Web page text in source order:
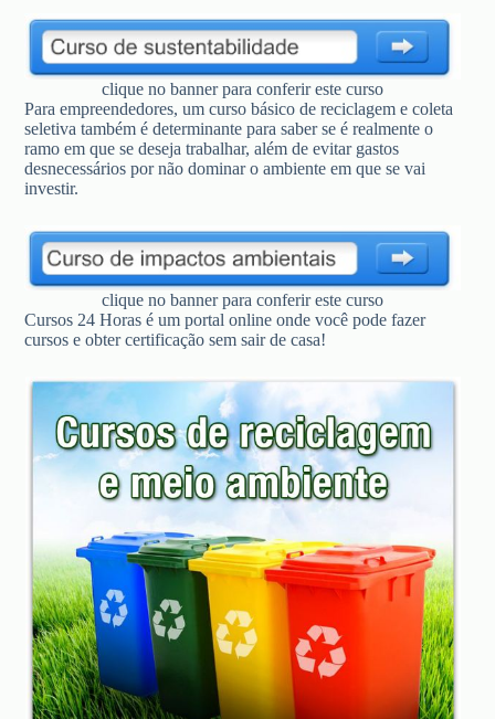
clique no banner para conferir este curso
Para empreendedores, um curso básico de reciclagem e coleta
seletiva também é determinante para saber se é realmente o
ramo em que se deseja trabalhar, além de evitar gastos
desnecessários por não dominar o ambiente em que se vai
investir.
clique no banner para conferir este curso
Cursos 24 Horas é um portal online onde você pode fazer
cursos e obter certificação sem sair de casa!